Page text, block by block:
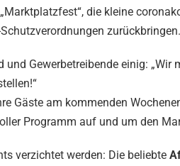
die kleine
zurückbringen.
Gewerbetreibende einig:
Gäste am kommenden
Programm auf und um den
verzichtet werden: Die beliebte